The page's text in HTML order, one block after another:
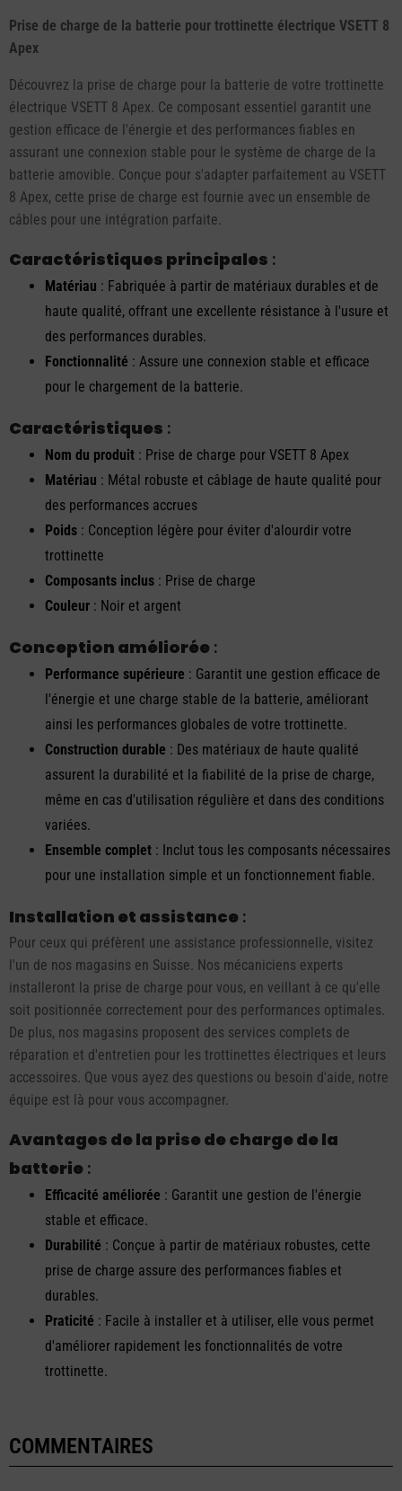
Prise de charge de la batterie pour trottinette électrique VSETT 8
Apex
Découvrez la prise de charge pour la batterie de votre trottinette
électrique VSETT 8 Apex. Ce composant essentiel garantit une
gestion efficace de l'énergie et des performances fiables en
assurant une connexion stable pour le système de charge de la
batterie amovible. Conçue pour s'adapter parfaitement au VSETT
8 Apex, cette prise de charge est fournie avec un ensemble de
câbles pour une intégration parfaite.
Caractéristiques principales :
Matériau : Fabriquée à partir de matériaux durables et de
haute qualité, offrant une excellente résistance à l'usure et
des performances durables.
Fonctionnalité : Assure une connexion stable et efficace
pour le chargement de la batterie.
Caractéristiques :
Nom du produit : Prise de charge pour VSETT 8 Apex
Matériau : Métal robuste et câblage de haute qualité pour
des performances accrues
Poids : Conception légère pour éviter d'alourdir votre
trottinette
Composants inclus : Prise de charge
Couleur : Noir et argent
Conception améliorée :
Performance supérieure : Garantit une gestion efficace de
l'énergie et une charge stable de la batterie, améliorant
ainsi les performances globales de votre trottinette.
Construction durable : Des matériaux de haute qualité
assurent la durabilité et la fiabilité de la prise de charge,
même en cas d'utilisation régulière et dans des conditions
variées.
Ensemble complet : Inclut tous les composants nécessaires
pour une installation simple et un fonctionnement fiable.
Installation et assistance :
Pour ceux qui préfèrent une assistance professionnelle, visitez
l'un de nos magasins en Suisse. Nos mécaniciens experts
installeront la prise de charge pour vous, en veillant à ce qu'elle
soit positionnée correctement pour des performances optimales.
De plus, nos magasins proposent des services complets de
réparation et d'entretien pour les trottinettes électriques et leurs
accessoires. Que vous ayez des questions ou besoin d'aide, notre
équipe est là pour vous accompagner.
Avantages de la prise de charge de la
batterie :
Efficacité améliorée : Garantit une gestion de l'énergie
stable et efficace.
Durabilité : Conçue à partir de matériaux robustes, cette
prise de charge assure des performances fiables et
durables.
Praticité : Facile à installer et à utiliser, elle vous permet
d'améliorer rapidement les fonctionnalités de votre
trottinette.
COMMENTAIRES